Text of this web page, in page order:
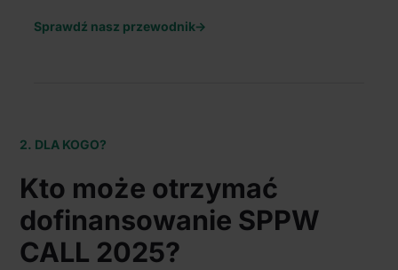
Sprawdź nasz przewodnik->
2. DLA KOGO?
Kto może otrzymać
dofinansowanie SPPW
CALL 2025?